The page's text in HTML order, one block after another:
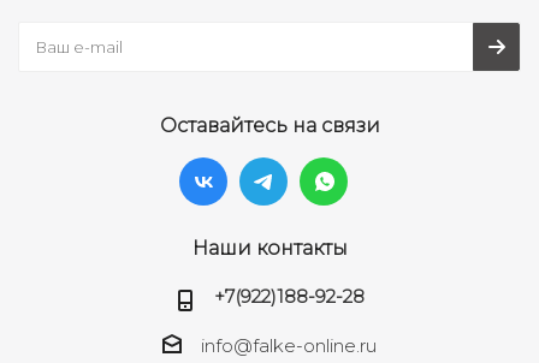
Оставайтесь на связи
Наши контакты
+7(922)188-92-28
info@falke-online.ru